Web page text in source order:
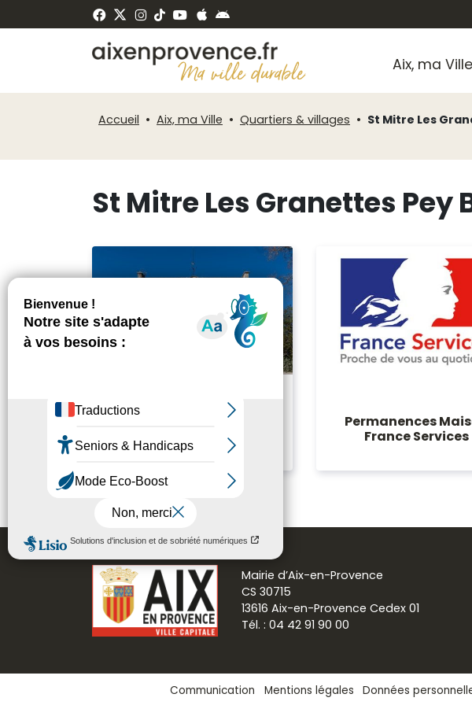
Aix, ma Ville
Accueil Aix, ma Ville Quartiers & villages St Mitre Les
St Mitre Les Granettes Pey
Mairie de quartier - Saint
Blanc
Permanences
France Services
Mairie d’Aix-en-Provence
CS 30715
13616 Aix-en-Provence Cedex 01
Tél. : 04 42 91 90 00
Communication Mentions légales Données
de
Panneau de gestion des cookies